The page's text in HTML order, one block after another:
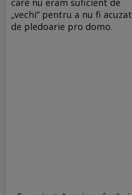
care nu eram suficient de
„vechi“ pentru a nu fi acuzat
de pledoarie pro domo.